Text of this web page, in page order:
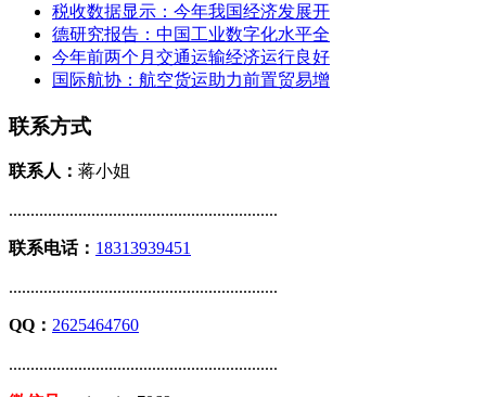
税收数据显示：今年我国经济发展开
德研究报告：中国工业数字化水平全
今年前两个月交通运输经济运行良好
国际航协：航空货运助力前置贸易增
联系方式
联系人： 蒋小姐
..............................................................
联系电话： 18313939451
..............................................................
QQ： 2625464760
..............................................................